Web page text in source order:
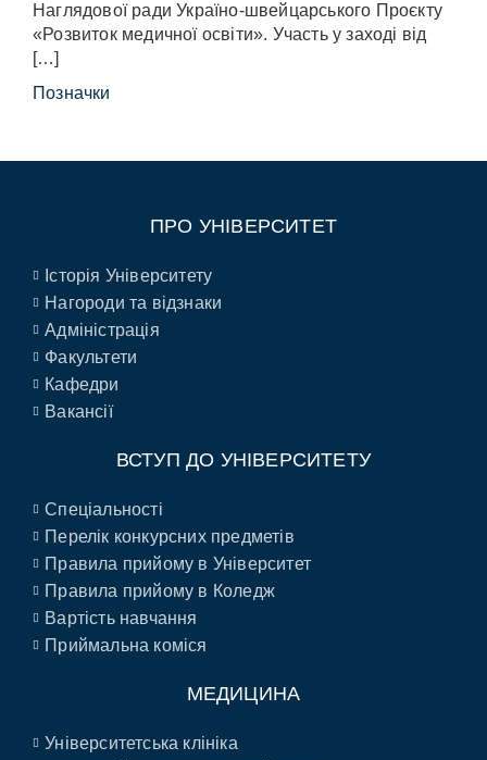
Наглядової ради Україно-швейцарського Проєкту
«Розвиток медичної освіти». Участь у заході від
[…]
Позначки
ПРО УНІВЕРСИТЕТ
Історія Університету
Нагороди та відзнаки
Адміністрація
Факультети
Кафедри
Вакансії
ВСТУП ДО УНІВЕРСИТЕТУ
Спеціальності
Перелік конкурсних предметів
Правила прийому в Університет
Правила прийому в Коледж
Вартість навчання
Приймальна коміся
МЕДИЦИНА
Університетська клініка